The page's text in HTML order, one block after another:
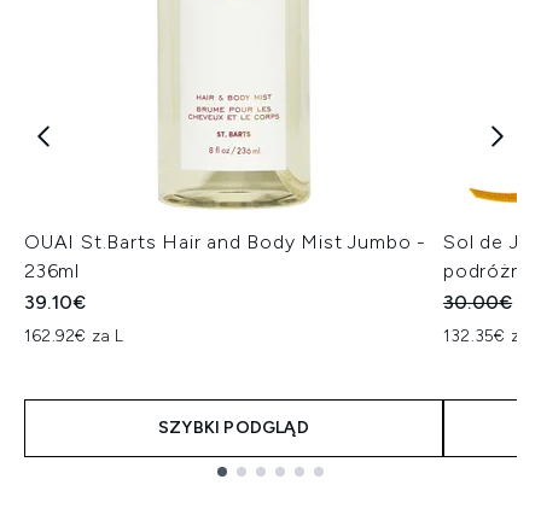
OUAI St.Barts Hair and Body Mist Jumbo -
236ml
39.10€
162.92€ za L
SZYBKI PODGLĄD
Sol de
podróżny
30.00€
132.35€ za